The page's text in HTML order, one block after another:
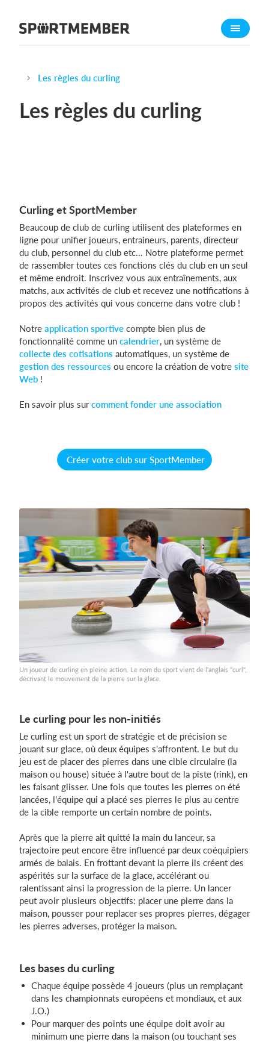
À propos de sportmember
Fonctionnalités
Boutique en ligne
Combien ça coûte ?
Français
Les règles du curling
Les règles du curling
Curling et SportMember
Beaucoup de club de curling utilisent des plateformes en
ligne pour unifier joueurs, entraineurs, parents, directeur
du club, personnel du club etc... Notre plateforme permet
de rassembler toutes ces fonctions clés du club en un seul
et même endroit. Inscrivez vous aux entraînements, aux
matchs, aux activités de club et recevez une notifications à
propos des activités qui vous concerne dans votre club !
Notre application sportive compte bien plus de
fonctionnalité comme un calendrier, un système de
collecte des cotisations automatiques, un système de
gestion des ressources ou encore la création de votre site
Web !
En savoir plus surcomment fonder une association
Créer votre club sur SportMember
Un joueur de curling en pleine action. Le nom du sport vient de l'anglais "curl",
décrivant le mouvement de la pierre sur la glace.
Le curling pour les non-initiés
Le curling est un sport de stratégie et de précision se
jouant sur glace, où deux équipes s'affrontent. Le but du
jeu est de placer des pierres dans une cible circulaire (la
maison ou house) située à l'autre bout de la piste (rink), en
les faisant glisser. Une fois que toutes les pierres on été
lancées, l'équipe qui a placé ses pierres le plus au centre
de la cible remporte un certain nombre de points.
Après que la pierre ait quitté la main du lanceur, sa
trajectoire peut encore être influencé par deux coéquipiers
armés de balais. En frottant devant la pierre ils créent des
aspérités sur la surface de la glace, accélérant ou
ralentissant ainsi la progression de la pierre. Un lancer
peut avoir plusieurs objectifs: placer une pierre dans la
maison, pousser pour replacer ses propres pierres, dégager
les pierres adverses, protéger la maison.
Les bases du curling
Chaque équipe possède 4 joueurs (plus un remplaçant
dans les championnats européens et mondiaux, et aux
J.O.)
Pour marquer des points une équipe doit avoir au
minimum une pierre dans la maison (ou touchant ses